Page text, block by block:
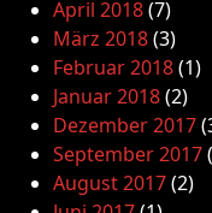
April 2018(7)
März 2018(3)
Februar 2018(1)
Januar 2018(2)
Dezember 2017
September 2017
August 2017(2)